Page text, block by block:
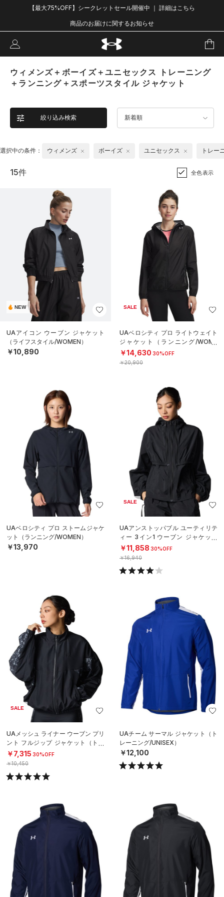
【最大75%OFF】シークレットセール開催中 ｜ 詳細はこちら
商品のお届けに関するお知らせ
ウィメンズ＋ボーイズ＋ユニセックス トレーニング
＋ランニング＋スポーツスタイル ジャケット
絞り込み検索 新着順
選択中の条件： ウィメンズ ボーイズ ユニセックス トレー
15件 全色表示
NEW
UAアイコン ウーブン ジャケット
（ライフスタイル/WOMEN）
￥10,890
SALE
UAベロシティ プロ ライトウェイト
ジャケット（ランニング/WOME
N）
￥14,630 30%OFF
￥20,900
UAベロシティ プロ ストームジャケ
ット（ランニング/WOMEN）
￥13,970
SALE
UAアンストッパブル ユーティリテ
ィー 3イン1 ウーブン ジャケット
（ライフスタイル/WOMEN）
￥11,858 30%OFF
￥16,940
SALE
UAメッシュ ライナー ウーブン プリ
ント フルジップ ジャケット（トレ
ーニング/WOMEN）
￥7,315 30%OFF
￥10,450
UAチーム サーマル ジャケット（ト
レーニング/UNISEX）
￥12,100